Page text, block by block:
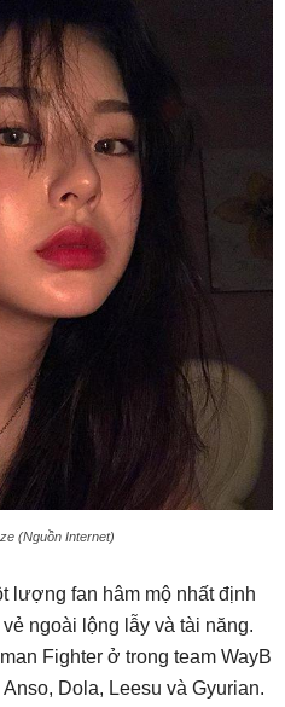
(Nguồn Internet)
lượng fan hâm mộ nhất định
ngoài lộng lẫy và tài năng.
Fighter ở trong team WayB
Dola, Leesu và Gyurian.